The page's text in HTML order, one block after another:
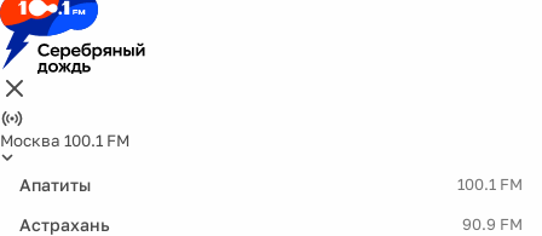
Москва 100.1 FM
Апатиты 100.1 FM
Астрахань 90.9 FM